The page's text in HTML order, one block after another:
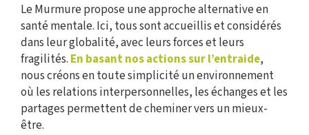
Le Murmure propose une approche alternative en
santé mentale. Ici, tous sont accueillis et considérés
dans leur globalité, avec leurs forces et leurs
fragilités. En basant nos actions sur l’entraide,
nous créons en toute simplicité un environnement
où les relations interpersonnelles, les échanges et les
partages permettent de cheminer vers un mieux-
être.